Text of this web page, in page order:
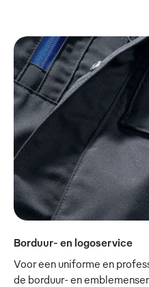
Borduur- en logoservice
Voor een uniforme en
de borduur- en